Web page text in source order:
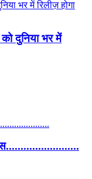
दुनिया भर में